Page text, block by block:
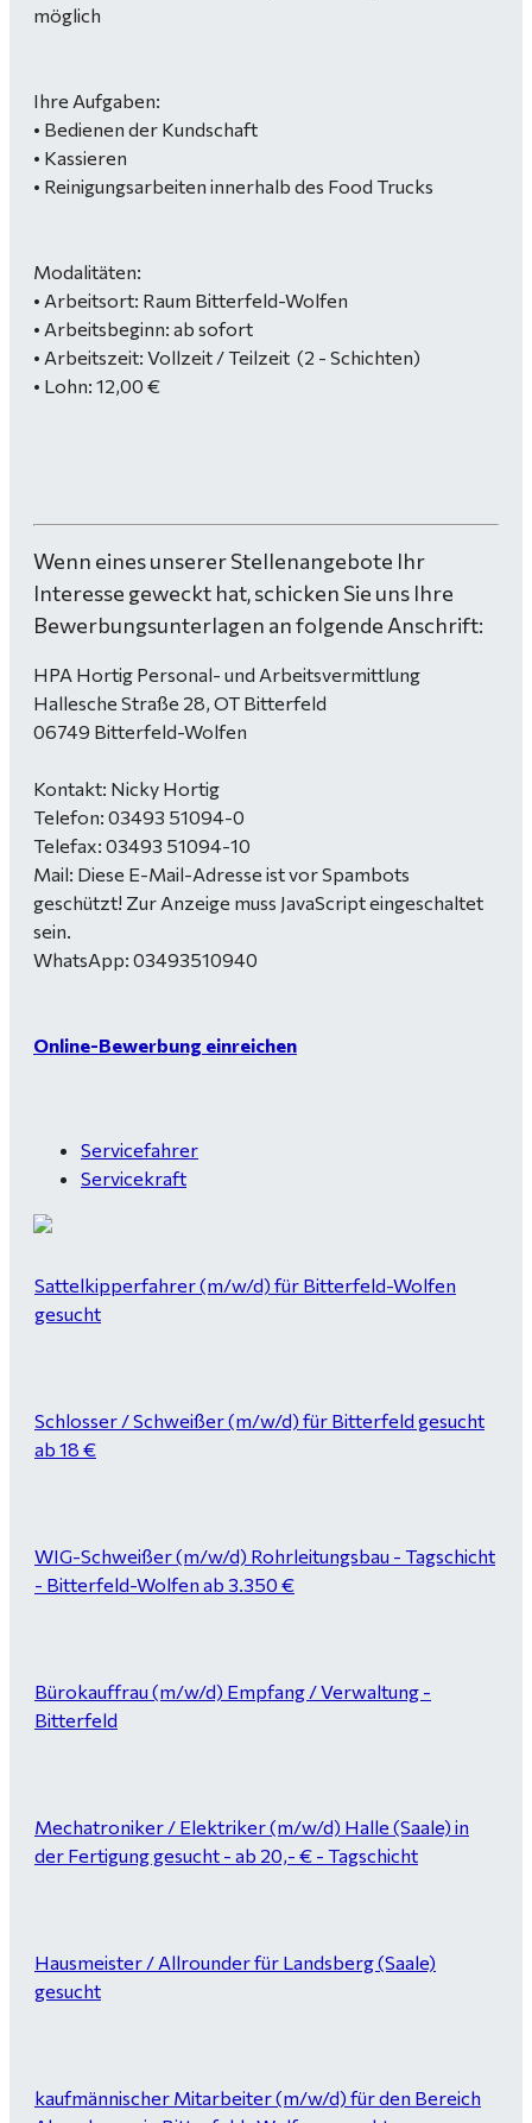
möglich
Ihre Aufgaben:
• Bedienen der Kundschaft
• Kassieren
• Reinigungsarbeiten innerhalb des Food Trucks
Modalitäten:
• Arbeitsort: Raum Bitterfeld-Wolfen
• Arbeitsbeginn: ab sofort
• Arbeitszeit: Vollzeit / Teilzeit (2 - Schichten)
• Lohn: 12,00 €
Wenn eines unserer Stellenangebote Ihr
Interesse geweckt hat, schicken Sie uns Ihre
Bewerbungsunterlagen an folgende Anschrift:
HPA Hortig Personal- und Arbeitsvermittlung
Hallesche Straße 28, OT Bitterfeld
06749 Bitterfeld-Wolfen
Kontakt: Nicky Hortig
Telefon: 03493 51094-0
Telefax: 03493 51094-10
Mail: Diese E-Mail-Adresse ist vor Spambots
geschützt! Zur Anzeige muss JavaScript eingeschaltet
sein.
WhatsApp: 03493510940
Online-Bewerbung einreichen
Servicefahrer
Servicekraft
Sattelkipperfahrer (m/w/d) für Bitterfeld-Wolfen
gesucht
Schlosser / Schweißer (m/w/d) für Bitterfeld gesucht
ab 18 €
WIG-Schweißer (m/w/d) Rohrleitungsbau - Tagschicht
- Bitterfeld-Wolfen ab 3.350 €
Bürokauffrau (m/w/d) Empfang / Verwaltung -
Bitterfeld
Mechatroniker / Elektriker (m/w/d) Halle (Saale) in
der Fertigung gesucht - ab 20,- € - Tagschicht
Hausmeister / Allrounder für Landsberg (Saale)
gesucht
kaufmännischer Mitarbeiter (m/w/d) für den Bereich